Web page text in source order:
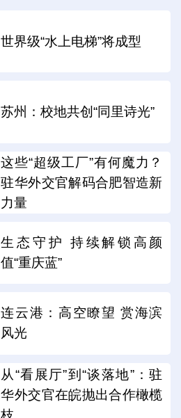
世界级“水上电梯”将成型
苏州：校地共创“同里诗光”
这些“超级工厂”有何魔力？
驻华外交官解码合肥智造新
力量
生态守护 持续解锁高颜
值“重庆蓝”
连云港：高空瞭望 赏海滨
风光
从“看展厅”到“谈落地”：驻
华外交官在皖抛出合作橄榄
枝